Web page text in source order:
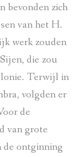
bevonden zich
van het H.
werk zouden
die zou
Terwijl in
volgden er
de
van grote
de ontginning